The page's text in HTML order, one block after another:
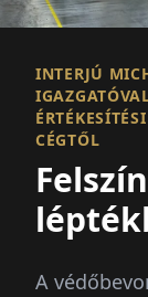
INTERJÚ
CÉGTŐL
A